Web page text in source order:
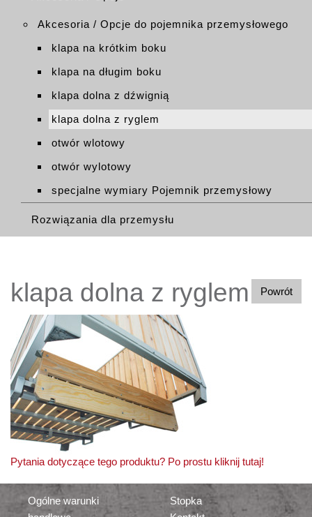
Akcesoria / Opcje do pojemnika przemysłowego
klapa na krótkim boku
klapa na długim boku
klapa dolna z dźwignią
klapa dolna z ryglem
otwór wlotowy
otwór wylotowy
specjalne wymiary Pojemnik przemysłowy
Rozwiązania dla przemysłu
Powrót
klapa dolna z ryglem
Pytania dotyczące tego produktu? Po prostu kliknij tutaj!
Ogólne warunki
Stopka